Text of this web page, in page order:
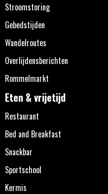
Stroomstoring
Gebedstijden
Wandelroutes
Overlijdensberichten
Rommelmarkt
Eten & vrijetijd
Restaurant
Bed and Breakfast
Snackbar
Sportschool
Kermis